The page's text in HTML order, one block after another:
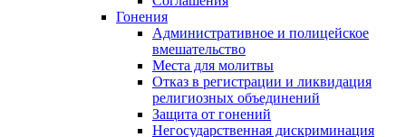
Гонения
Административное и полицейское
вмешательство
Места для молитвы
Отказ в регистрации и ликвидация
религиозных объединений
Защита от гонений
Негосударственная дискриминация